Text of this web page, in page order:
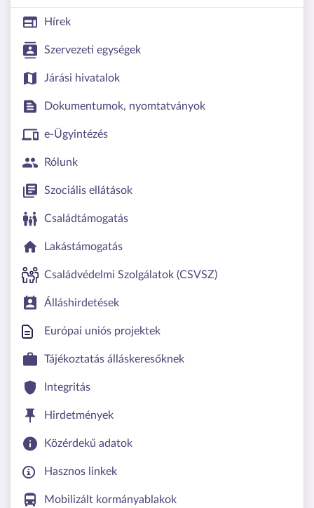
Hírek
Szervezeti egységek
Járási hivatalok
Dokumentumok, nyomtatványok
e-Ügyintézés
Rólunk
Szociális ellátások
Családtámogatás
Lakástámogatás
Családvédelmi Szolgálatok (CSVSZ)
Álláshirdetések
Európai uniós projektek
Tájékoztatás álláskeresőknek
Integritás
Hirdetmények
Közérdekű adatok
Hasznos linkek
Mobilizált kormányablakok